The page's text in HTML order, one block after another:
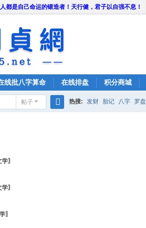
都是自己命运的锻造者！天行健，君子以自强不息！
线批八字算命 在线排盘 积分商城
帖子 热搜: 发财 胎记 八字 罗盘
〗
〗
〗